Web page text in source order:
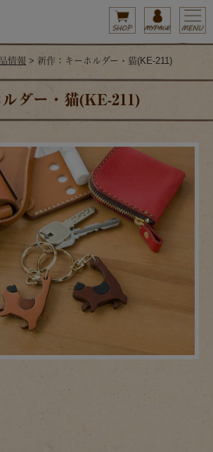
情報 > 新作：キーホルダー・猫(KE-211)
ダー・猫(KE-211)